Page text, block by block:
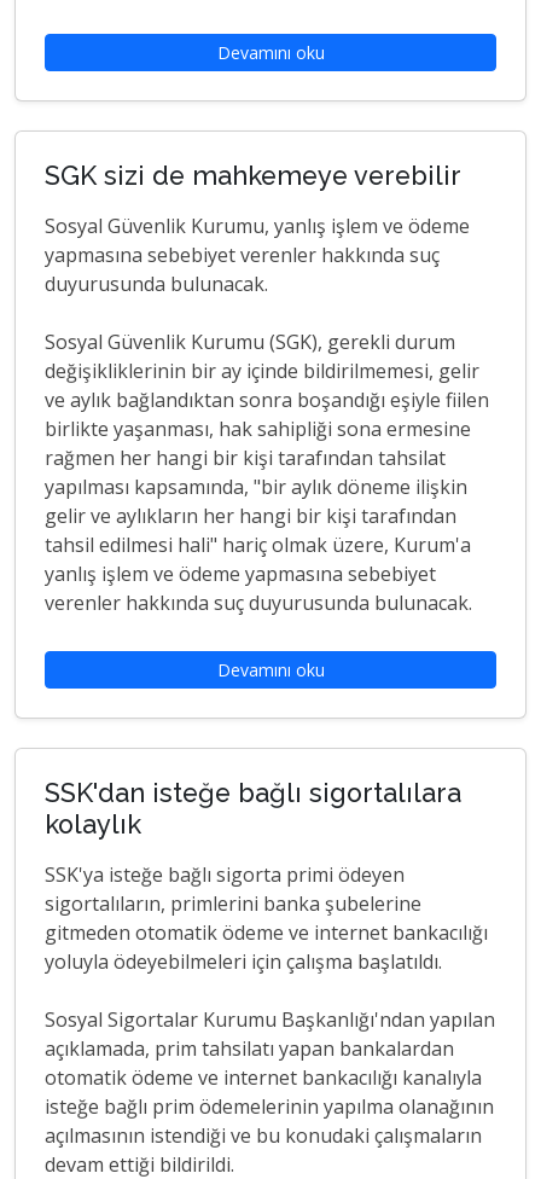
Devamını oku
SGK sizi de mahkemeye verebilir
Sosyal Güvenlik Kurumu, yanlış işlem ve ödeme
yapmasına sebebiyet verenler hakkında suç
duyurusunda bulunacak.
Sosyal Güvenlik Kurumu (SGK), gerekli durum
değişikliklerinin bir ay içinde bildirilmemesi, gelir
ve aylık bağlandıktan sonra boşandığı eşiyle fiilen
birlikte yaşanması, hak sahipliği sona ermesine
rağmen her hangi bir kişi tarafından tahsilat
yapılması kapsamında, "bir aylık döneme ilişkin
gelir ve aylıkların her hangi bir kişi tarafından
tahsil edilmesi hali" hariç olmak üzere, Kurum'a
yanlış işlem ve ödeme yapmasına sebebiyet
verenler hakkında suç duyurusunda bulunacak.
Devamını oku
SSK'dan isteğe bağlı sigortalılara
kolaylık
SSK'ya isteğe bağlı sigorta primi ödeyen
sigortalıların, primlerini banka şubelerine
gitmeden otomatik ödeme ve internet bankacılığı
yoluyla ödeyebilmeleri için çalışma başlatıldı.
Sosyal Sigortalar Kurumu Başkanlığı'ndan yapılan
açıklamada, prim tahsilatı yapan bankalardan
otomatik ödeme ve internet bankacılığı kanalıyla
isteğe bağlı prim ödemelerinin yapılma olanağının
açılmasının istendiği ve bu konudaki çalışmaların
devam ettiği bildirildi.